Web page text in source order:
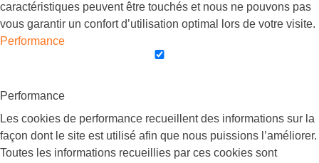
caractéristiques peuvent être touchés et nous ne pouvons pas
vous garantir un confort d’utilisation optimal lors de votre visite.
Performance
Performance
Les cookies de performance recueillent des informations sur la
façon dont le site est utilisé afin que nous puissions l’améliorer.
Toutes les informations recueillies par ces cookies sont